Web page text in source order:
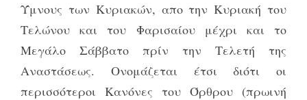
Ύμνους των Κυριακών, απο την Κυριακή του
Τελώνου και του Φαρισαίου μέχρι και το
Μεγάλο Σάββατο πρίν την Τελετή της
Αναστάσεως. Ονομάζεται έτσι διότι οι
περισσότεροι Κανόνες του Όρθρου (πρωινή